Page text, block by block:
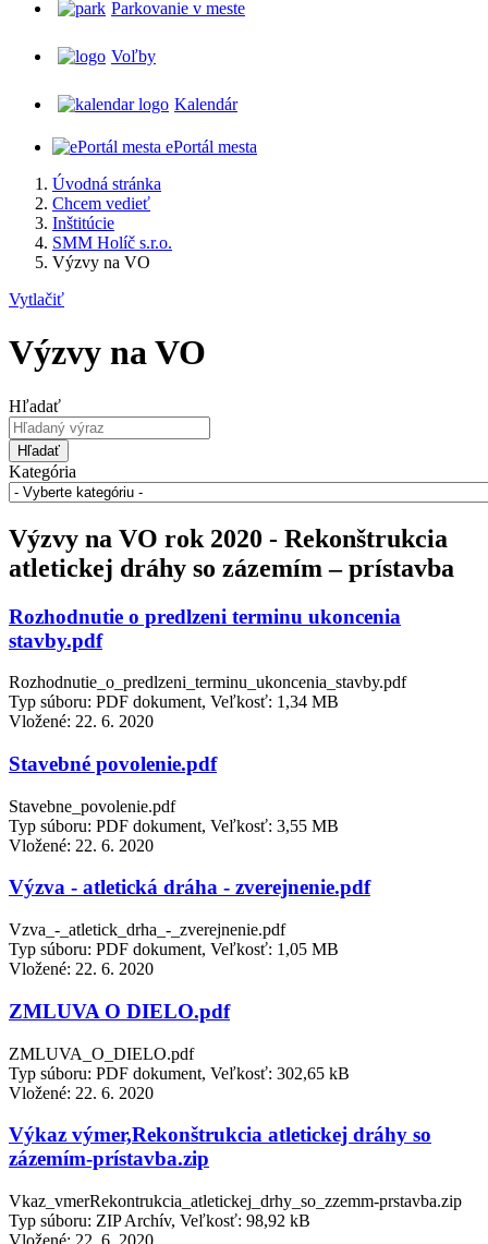
Parkovanie v meste
Voľby
Kalendár
ePortál mesta
Úvodná stránka
Chcem vedieť
Inštitúcie
SMM Holíč s.r.o.
Výzvy na VO
Vytlačiť
Výzvy na VO
Hľadať
Hľadať
Kategória
Výzvy na VO rok 2020 - Rekonštrukcia
atletickej dráhy so zázemím – prístavba
Rozhodnutie o predlzeni terminu ukoncenia
stavby.pdf
Rozhodnutie_o_predlzeni_terminu_ukoncenia_stavby.pdf
Typ súboru: PDF dokument, Veľkosť: 1,34 MB
Vložené: 22. 6. 2020
Stavebné povolenie.pdf
Stavebne_povolenie.pdf
Typ súboru: PDF dokument, Veľkosť: 3,55 MB
Vložené: 22. 6. 2020
Výzva - atletická dráha - zverejnenie.pdf
Vzva_-_atletick_drha_-_zverejnenie.pdf
Typ súboru: PDF dokument, Veľkosť: 1,05 MB
Vložené: 22. 6. 2020
ZMLUVA O DIELO.pdf
ZMLUVA_O_DIELO.pdf
Typ súboru: PDF dokument, Veľkosť: 302,65 kB
Vložené: 22. 6. 2020
Výkaz výmer,Rekonštrukcia atletickej dráhy so
zázemím-prístavba.zip
Vkaz_vmerRekontrukcia_atletickej_drhy_so_zzemm-prstavba.zip
Typ súboru: ZIP Archív, Veľkosť: 98,92 kB
Vložené: 22. 6. 2020